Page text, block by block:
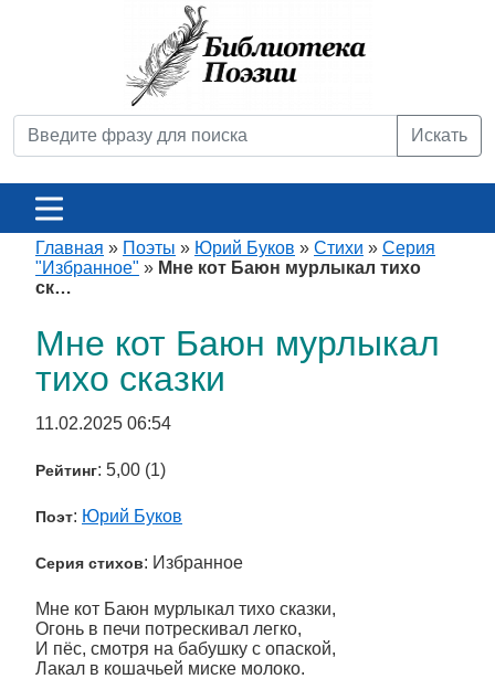
Искать
Главная » Поэты » Юрий Буков » Стихи » Серия
"Избранное" » Мне кот Баюн мурлыкал тихо
ск…
Мне кот Баюн мурлыкал
тихо сказки
11.02.2025 06:54
Рейтинг: 5,00 (1)
Поэт: Юрий Буков
Серия стихов: Избранное
Мне кот Баюн мурлыкал тихо сказки,
Огонь в печи потрескивал легко,
И пёс, смотря на бабушку с опаской,
Лакал в кошачьей миске молоко.